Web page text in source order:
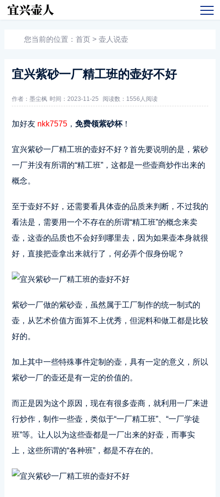
您当前的位置： 首页 > 壶人说壶
宜兴紫砂一厂精工班的壶好不好
作者：墨尘枫 时间：2023-11-25 阅读数： 1556人阅读
加好友 nkk7575， 免费领紫砂杯！
宜兴紫砂一厂精工班的壶好不好？首先要说明的是，紫砂
一厂并没有所谓的“精工班”，这都是一些壶商炒作出来的
概念。
至于壶好不好，还需要看具体壶的品质来判断，不过我的
看法是，需要用一个不存在的所谓“精工班”的概念来卖
壶，这壶的品质也不会好到哪里去，因为如果壶本身就很
好，直接把壶拿出来就行了，何必弄个假身份呢？
紫砂一厂做的紫砂壶，虽然属于工厂制作的统一制式的
壶，从艺术价值方面算不上优秀，但泥料和做工都是比较
好的。
加上其中一些特殊事件定制的壶，具有一定的意义，所以
紫砂一厂的壶还是有一定的价值的。
而正是因为这个原因，现在有很多壶商，就利用一厂来进
行炒作，制作一些壶，类似于“一厂精工班”、“一厂学徒
班”等。让人以为这些壶都是一厂出来的好壶，而事实
上，这些所谓的“各种班”，都是不存在的。